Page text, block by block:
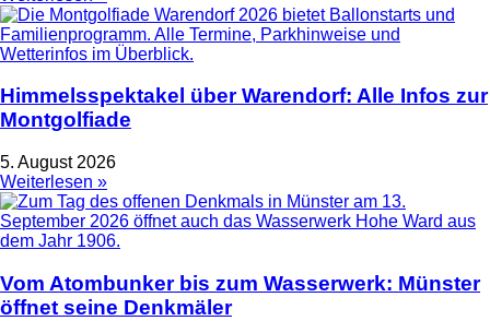
Himmelsspektakel über Warendorf: Alle Infos zur
Montgolfiade
5. August 2026
Weiterlesen »
Vom Atombunker bis zum Wasserwerk: Münster
öffnet seine Denkmäler